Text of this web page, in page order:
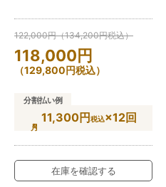
122,000円（134,200円税込）
118,000円
（129,800円税込）
分割払い例
11,300円税込×12回
在庫を確認する